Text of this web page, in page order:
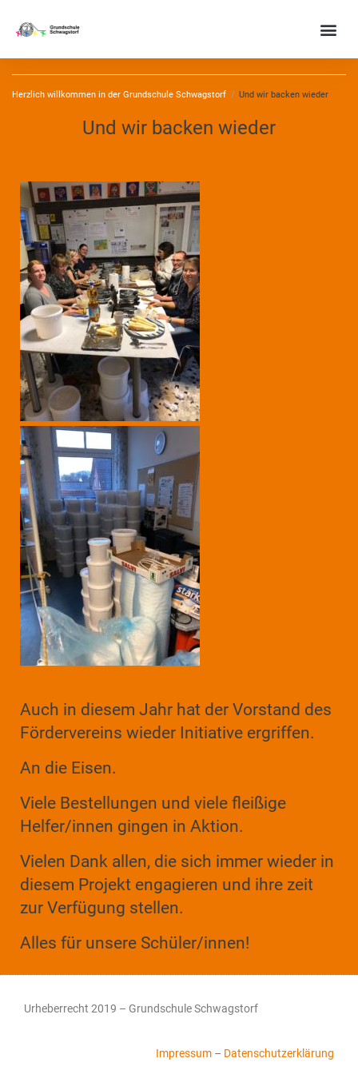
Herzlich willkommen in der Grundschule Schwagstorf / Und wir backen wieder
Und wir backen wieder
Auch in diesem Jahr hat der Vorstand des
Fördervereins wieder Initiative ergriffen.
An die Eisen.
Viele Bestellungen und viele fleißige
Helfer/innen gingen in Aktion.
Vielen Dank allen, die sich immer wieder in
diesem Projekt engagieren und ihre zeit
zur Verfügung stellen.
Alles für unsere Schüler/innen!
Urheberrecht 2019 – Grundschule Schwagstorf​
Impressum – Datenschutzerklärung